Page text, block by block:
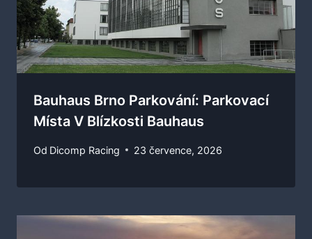
Bauhaus Brno Parkování: Parkovací
Místa V Blízkosti Bauhaus
Od Dicomp Racing 23 července, 2026